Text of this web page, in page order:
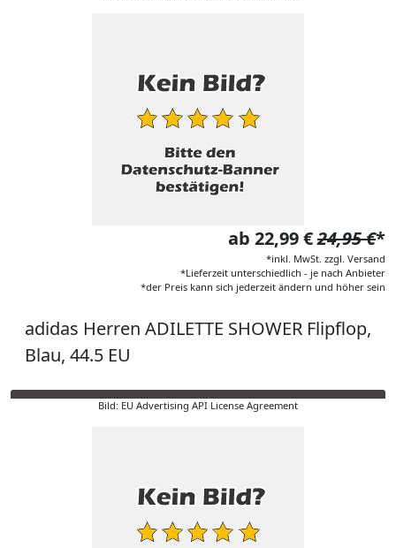
ab 22,99 €24,95 €*
*inkl. MwSt. zzgl. Versand
*Lieferzeit unterschiedlich - je nach Anbieter
*der Preis kann sich jederzeit ändern und höher sein
adidas Herren ADILETTE SHOWER Flipflop,
Blau, 44.5 EU
Bild: EU Advertising API License Agreement